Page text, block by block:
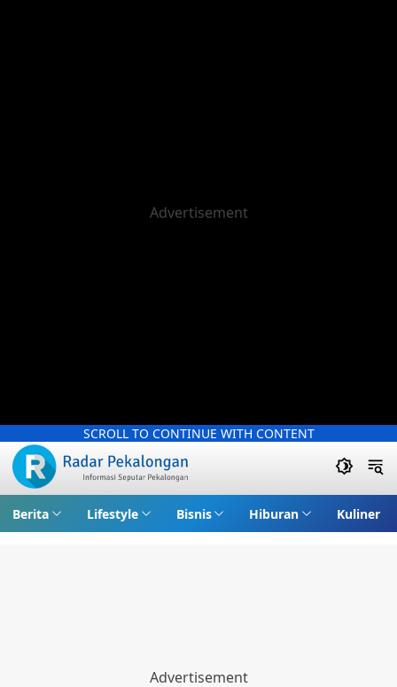
SCROLL TO CONTINUE WITH CONTENT
Berita Lifestyle Bisnis Hiburan Kuliner